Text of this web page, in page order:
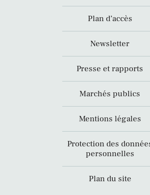
Plan d’accès
Newsletter
Presse et rapports
Marchés publics
Mentions légales
Protection des
personnelles
Plan du site